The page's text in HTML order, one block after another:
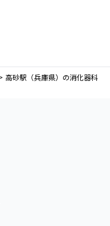
高砂駅（兵庫県）の消化器科